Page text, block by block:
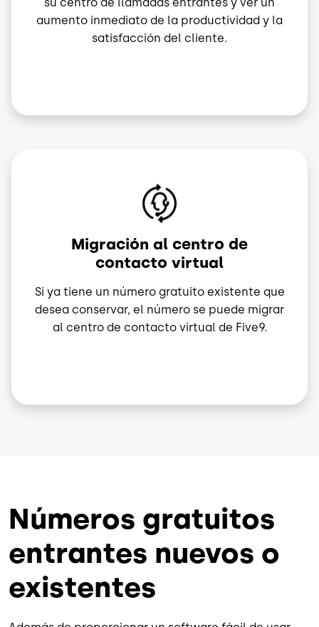
su centro de llamadas entrantes y ver un
aumento inmediato de la productividad y la
satisfacción del cliente.
Migración al centro de
contacto virtual
Si ya tiene un número gratuito existente que
desea conservar, el número se puede migrar
al centro de contacto virtual de Five9.
Números gratuitos
entrantes nuevos o
existentes